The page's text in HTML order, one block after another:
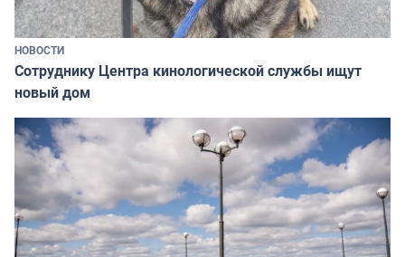
НОВОСТИ
Сотруднику Центра кинологической службы ищут
новый дом